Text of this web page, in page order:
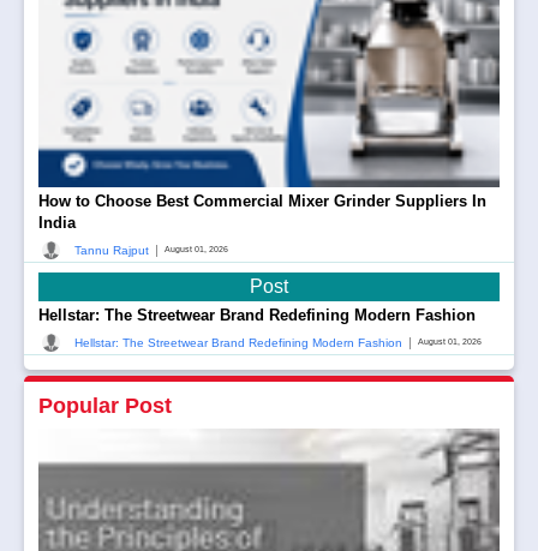
How to Choose Best Commercial Mixer Grinder Suppliers In
India
Tannu Rajput August 01, 2026
Post
Hellstar: The Streetwear Brand Redefining Modern Fashion
Hellstar: The Streetwear Brand Redefining Modern Fashion August 01, 2026
Popular Post